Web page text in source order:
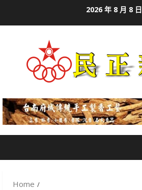
2026 年 8 月 8 日
Home